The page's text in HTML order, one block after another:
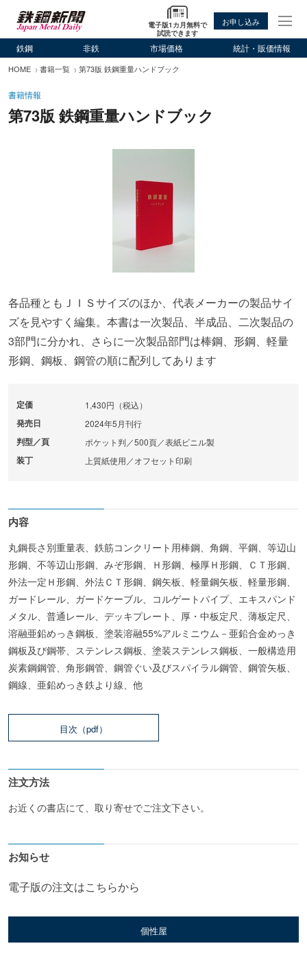
電子版1カ月無料で
試読できます
お申し込み
鉄鋼 非鉄 市場価格 統計・販価情報
HOME 書籍一覧 第73版 鉄鋼重量ハンドブック
書籍情報
第73版 鉄鋼重量ハンドブック
各品種ともＪＩＳサイズのほか、代表メーカーの製品サイ
ズを見やすく編集。本書は一次製品、半成品、二次製品の
3部門に分かれ、さらに一次製品部門は棒鋼、形鋼、軽量
形鋼、鋼板、鋼管の順に配列してあります
定価 1,430円（税込）
発売日 2024年5月刊行
判型／頁 ポケット判／500頁／表紙ビニル製
装丁 上質紙使用／オフセット印刷
内容
丸鋼長さ別重量表、鉄筋コンクリート用棒鋼、角鋼、平鋼、等辺山
形鋼、不等辺山形鋼、みぞ形鋼、Ｈ形鋼、極厚Ｈ形鋼、ＣＴ形鋼、
外法一定Ｈ形鋼、外法ＣＴ形鋼、鋼矢板、軽量鋼矢板、軽量形鋼、
ガードレール、ガードケーブル、コルゲートパイプ、エキスパンド
メタル、普通レール、デッキプレート、厚・中板定尺、薄板定尺、
溶融亜鉛めっき鋼板、塗装溶融55%アルミニウム－亜鉛合金めっき
鋼板及び鋼帯、ステンレス鋼板、塗装ステンレス鋼板、一般構造用
炭素鋼鋼管、角形鋼管、鋼管ぐい及びスパイラル鋼管、鋼管矢板、
鋼線、亜鉛めっき鉄より線、他
目次（pdf）
注文方法
お近くの書店にて、取り寄せでご注文下さい。
お知らせ
電子版の注文はこちらから
個性屋